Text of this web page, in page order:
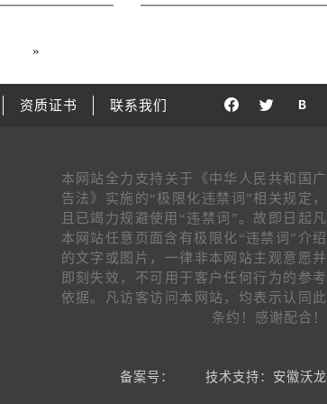
»
资质证书 联系我们
本网站全力支持关于《中华人民共和国广
告法》实施的“极限化违禁词”相关规定，
且已竭力规避使用“违禁词”。故即日起凡
本网站任意页面含有极限化“违禁词”介绍
的文字或图片，一律非本网站主观意愿并
即刻失效，不可用于客户任何行为的参考
依据。凡访客访问本网站，均表示认同此
条约！感谢配合！
备案号： 技术支持：安徽沃龙